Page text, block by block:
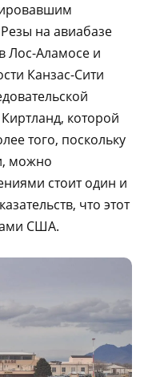
на авиабазе
Лос-Аламосе и
Канзас-Сити
которой
того, поскольку
можно
стоит один и
что этот
США.